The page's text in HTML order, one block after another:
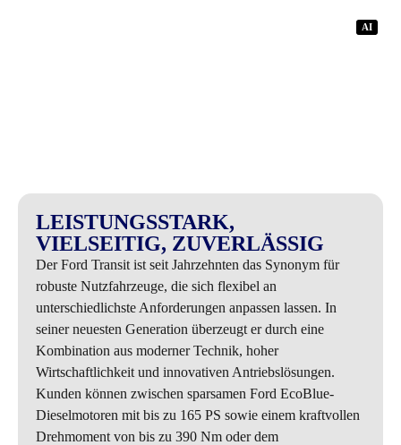
AI
LEISTUNGSSTARK,
VIELSEITIG, ZUVERLÄSSIG
Der Ford Transit ist seit Jahrzehnten das Synonym für
robuste Nutzfahrzeuge, die sich flexibel an
unterschiedlichste Anforderungen anpassen lassen. In
seiner neuesten Generation überzeugt er durch eine
Kombination aus moderner Technik, hoher
Wirtschaftlichkeit und innovativen Antriebslösungen.
Kunden können zwischen sparsamen Ford EcoBlue-
Dieselmotoren mit bis zu 165 PS sowie einem kraftvollen
Drehmoment von bis zu 390 Nm oder dem